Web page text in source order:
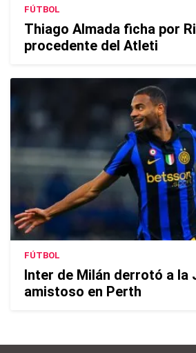
FÚTBOL
Thiago Almada ficha por
procedente del Atleti
FÚTBOL
Inter de Milán derrotó a la
amistoso en Perth